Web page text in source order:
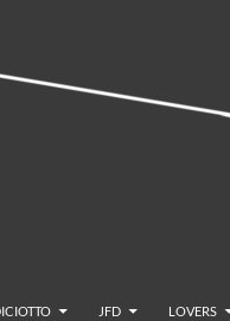
JFD LOVERS